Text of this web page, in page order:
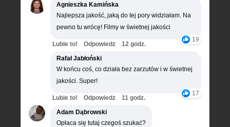
Agnieszka Kamińska
Najlepsza jakość, jaką do tej pory widziałam. Na
pewno tu wrócę! Filmy w świetnej jakości
19
Lubie to! Odpowiedz
12 godz.
Rafał Jabłoński
W końcu coś, co działa bez zarzutów i w świetnej
jakości. Super!
17
Lubie to! Odpowiedz
11 godz.
Adam Dąbrowski
Opłaca się tutaj czegoś szukać?